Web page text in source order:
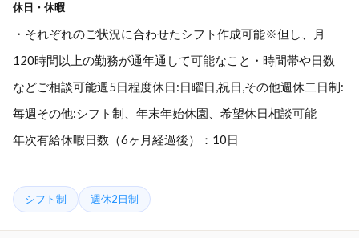
休日・休暇
・それぞれのご状況に合わせたシフト作成可能※但し、月
120時間以上の勤務が通年通して可能なこと・時間帯や日数
などご相談可能週5日程度休日:日曜日,祝日,その他週休二日制:
毎週その他:シフト制、年末年始休園、希望休日相談可能
年次有給休暇日数（6ヶ月経過後）：10日
シフト制 週休2日制